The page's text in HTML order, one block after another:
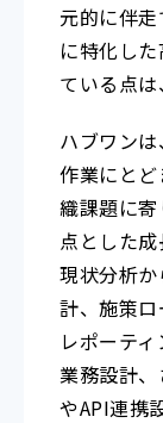
元的に伴
に特化し
ている点は
ハブワン
作業にと
織課題に
点とした
現状分析
計、施策
レポーテ
業務設計
やAPI連携